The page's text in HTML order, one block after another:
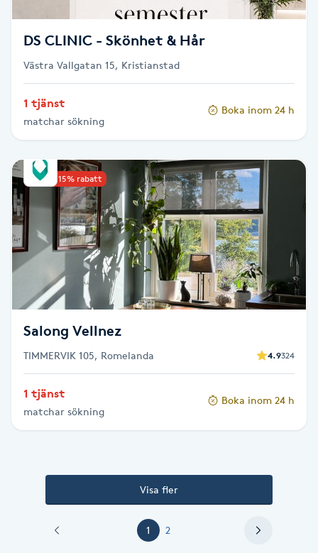
Thaimassage
Torr hårbotten
Torrborstning
Triggerpunktsmassage
Trådning
Träning
Vaccination
Vampyrbehandling
Veterinär
DS CLINIC - Skönhet & Hår
Västra Vallgatan 15, Kristianstad
1 tjänst
matchar sökning
Boka inom 24 h
Upp till 15% rabatt
Salong Vellnez
TIMMERVIK 105, Romelanda 4.9324
1 tjänst
matchar sökning
Boka inom 24 h
Visa fler
1 2